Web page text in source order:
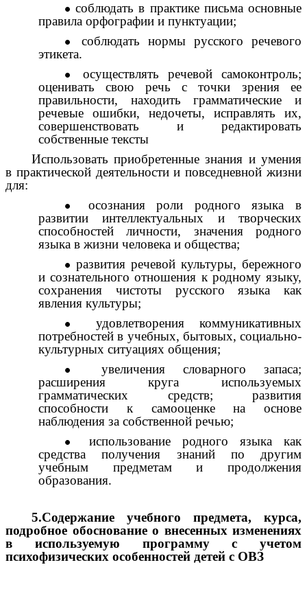
соблюдать в практике письма основные
правила орфографии и пунктуации;
соблюдать нормы русского речевого
этикета.
осуществлять речевой самоконтроль;
оценивать свою речь с точки зрения ее
правильности, находить грамматические и
речевые ошибки, недочеты, исправлять их,
совершенствовать и редактировать
собственные тексты
Использовать приобретенные знания и умения
в практической деятельности и повседневной жизни
для:
осознания роли родного языка в
развитии интеллектуальных и творческих
способностей личности, значения родного
языка в жизни человека и общества;
развития речевой культуры, бережного
и сознательного отношения к родному языку,
сохранения чистоты русского языка как
явления культуры;
удовлетворения коммуникативных
потребностей в учебных, бытовых, социально-
культурных ситуациях общения;
увеличения словарного запаса;
расширения круга используемых
грамматических средств; развития
способности к самооценке на основе
наблюдения за собственной речью;
использование родного языка как
средства получения знаний по другим
учебным предметам и продолжения
образования.
5.Содержание учебного предмета, курса,
подробное обоснование о внесенных изменениях
в используемую программу с учетом
психофизических особенностей детей с ОВЗ